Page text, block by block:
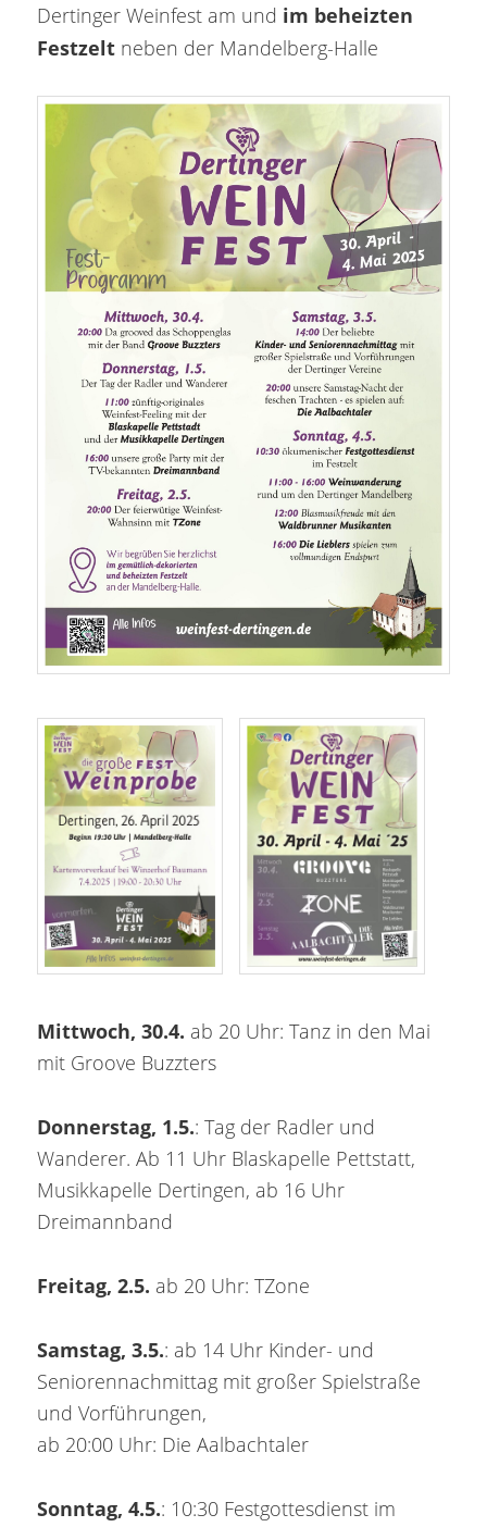
Dertinger Weinfest am und im beheizten
Festzelt neben der Mandelberg-Halle
Mittwoch, 30.4. ab 20 Uhr: Tanz in den Mai
mit Groove Buzzters
Donnerstag, 1.5.: Tag der Radler und
Wanderer. Ab 11 Uhr Blaskapelle Pettstatt,
Musikkapelle Dertingen, ab 16 Uhr
Dreimannband
Freitag, 2.5. ab 20 Uhr: TZone
Samstag, 3.5.: ab 14 Uhr Kinder- und
Seniorennachmittag mit großer Spielstraße
und Vorführungen,
ab 20:00 Uhr: Die Aalbachtaler
Sonntag, 4.5.: 10:30 Festgottesdienst im